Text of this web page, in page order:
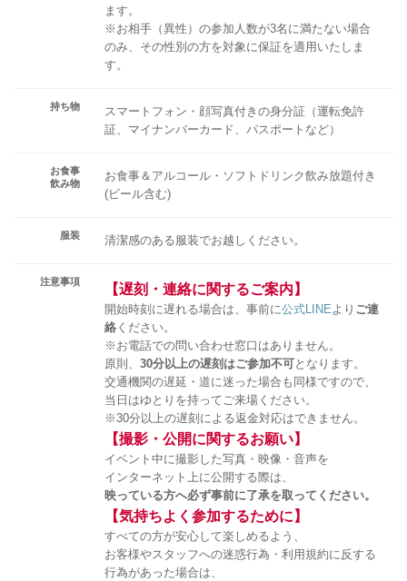
ます。
※お相手（異性）の参加人数が3名に満たない場合
のみ、その性別の方を対象に保証を適用いたしま
す。
持ち物
スマートフォン・顔写真付きの身分証（運転免許
証、マイナンバーカード、パスポートなど）
お食事
飲み物
お食事＆アルコール・ソフトドリンク飲み放題付き
(ビール含む)
服装 清潔感のある服装でお越しください。
注意事項 【遅刻・連絡に関するご案内】
開始時刻に遅れる場合は、事前に公式LINE より ご連
絡 ください。
※お電話での問い合わせ窓口はありません。
原則、 30分以上の遅刻はご参加不可となります。
交通機関の遅延・道に迷った場合も同様ですので、
当日はゆとりを持ってご来場ください。
※30分以上の遅刻による返金対応はできません。
【撮影・公開に関するお願い】
イベント中に撮影した写真・映像・音声を
インターネット上に公開する際は、
映っている方へ必ず事前に了承を取ってください。
【気持ちよく参加するために】
すべての方が安心して楽しめるよう、
お客様やスタッフへの迷惑行為・利用規約に反する
行為があった場合は、